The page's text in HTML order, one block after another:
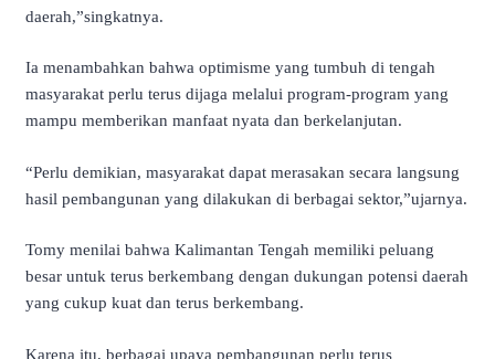
daerah,”singkatnya.
Ia menambahkan bahwa optimisme yang tumbuh di tengah
masyarakat perlu terus dijaga melalui program-program yang
mampu memberikan manfaat nyata dan berkelanjutan.
“Perlu demikian, masyarakat dapat merasakan secara langsung
hasil pembangunan yang dilakukan di berbagai sektor,”ujarnya.
Tomy menilai bahwa Kalimantan Tengah memiliki peluang
besar untuk terus berkembang dengan dukungan potensi daerah
yang cukup kuat dan terus berkembang.
Karena itu, berbagai upaya pembangunan perlu terus